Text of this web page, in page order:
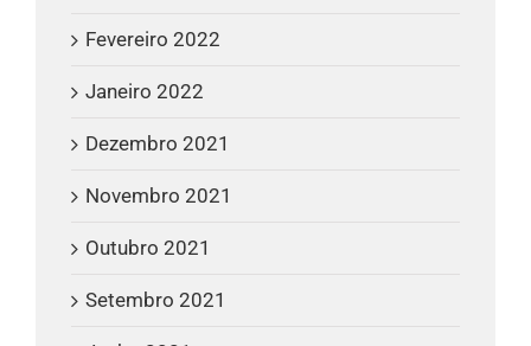
Fevereiro 2022
Janeiro 2022
Dezembro 2021
Novembro 2021
Outubro 2021
Setembro 2021